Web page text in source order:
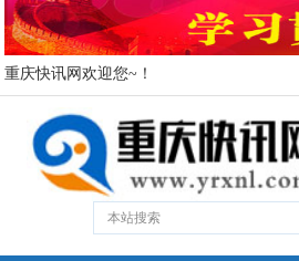
重庆快讯网欢迎您~！